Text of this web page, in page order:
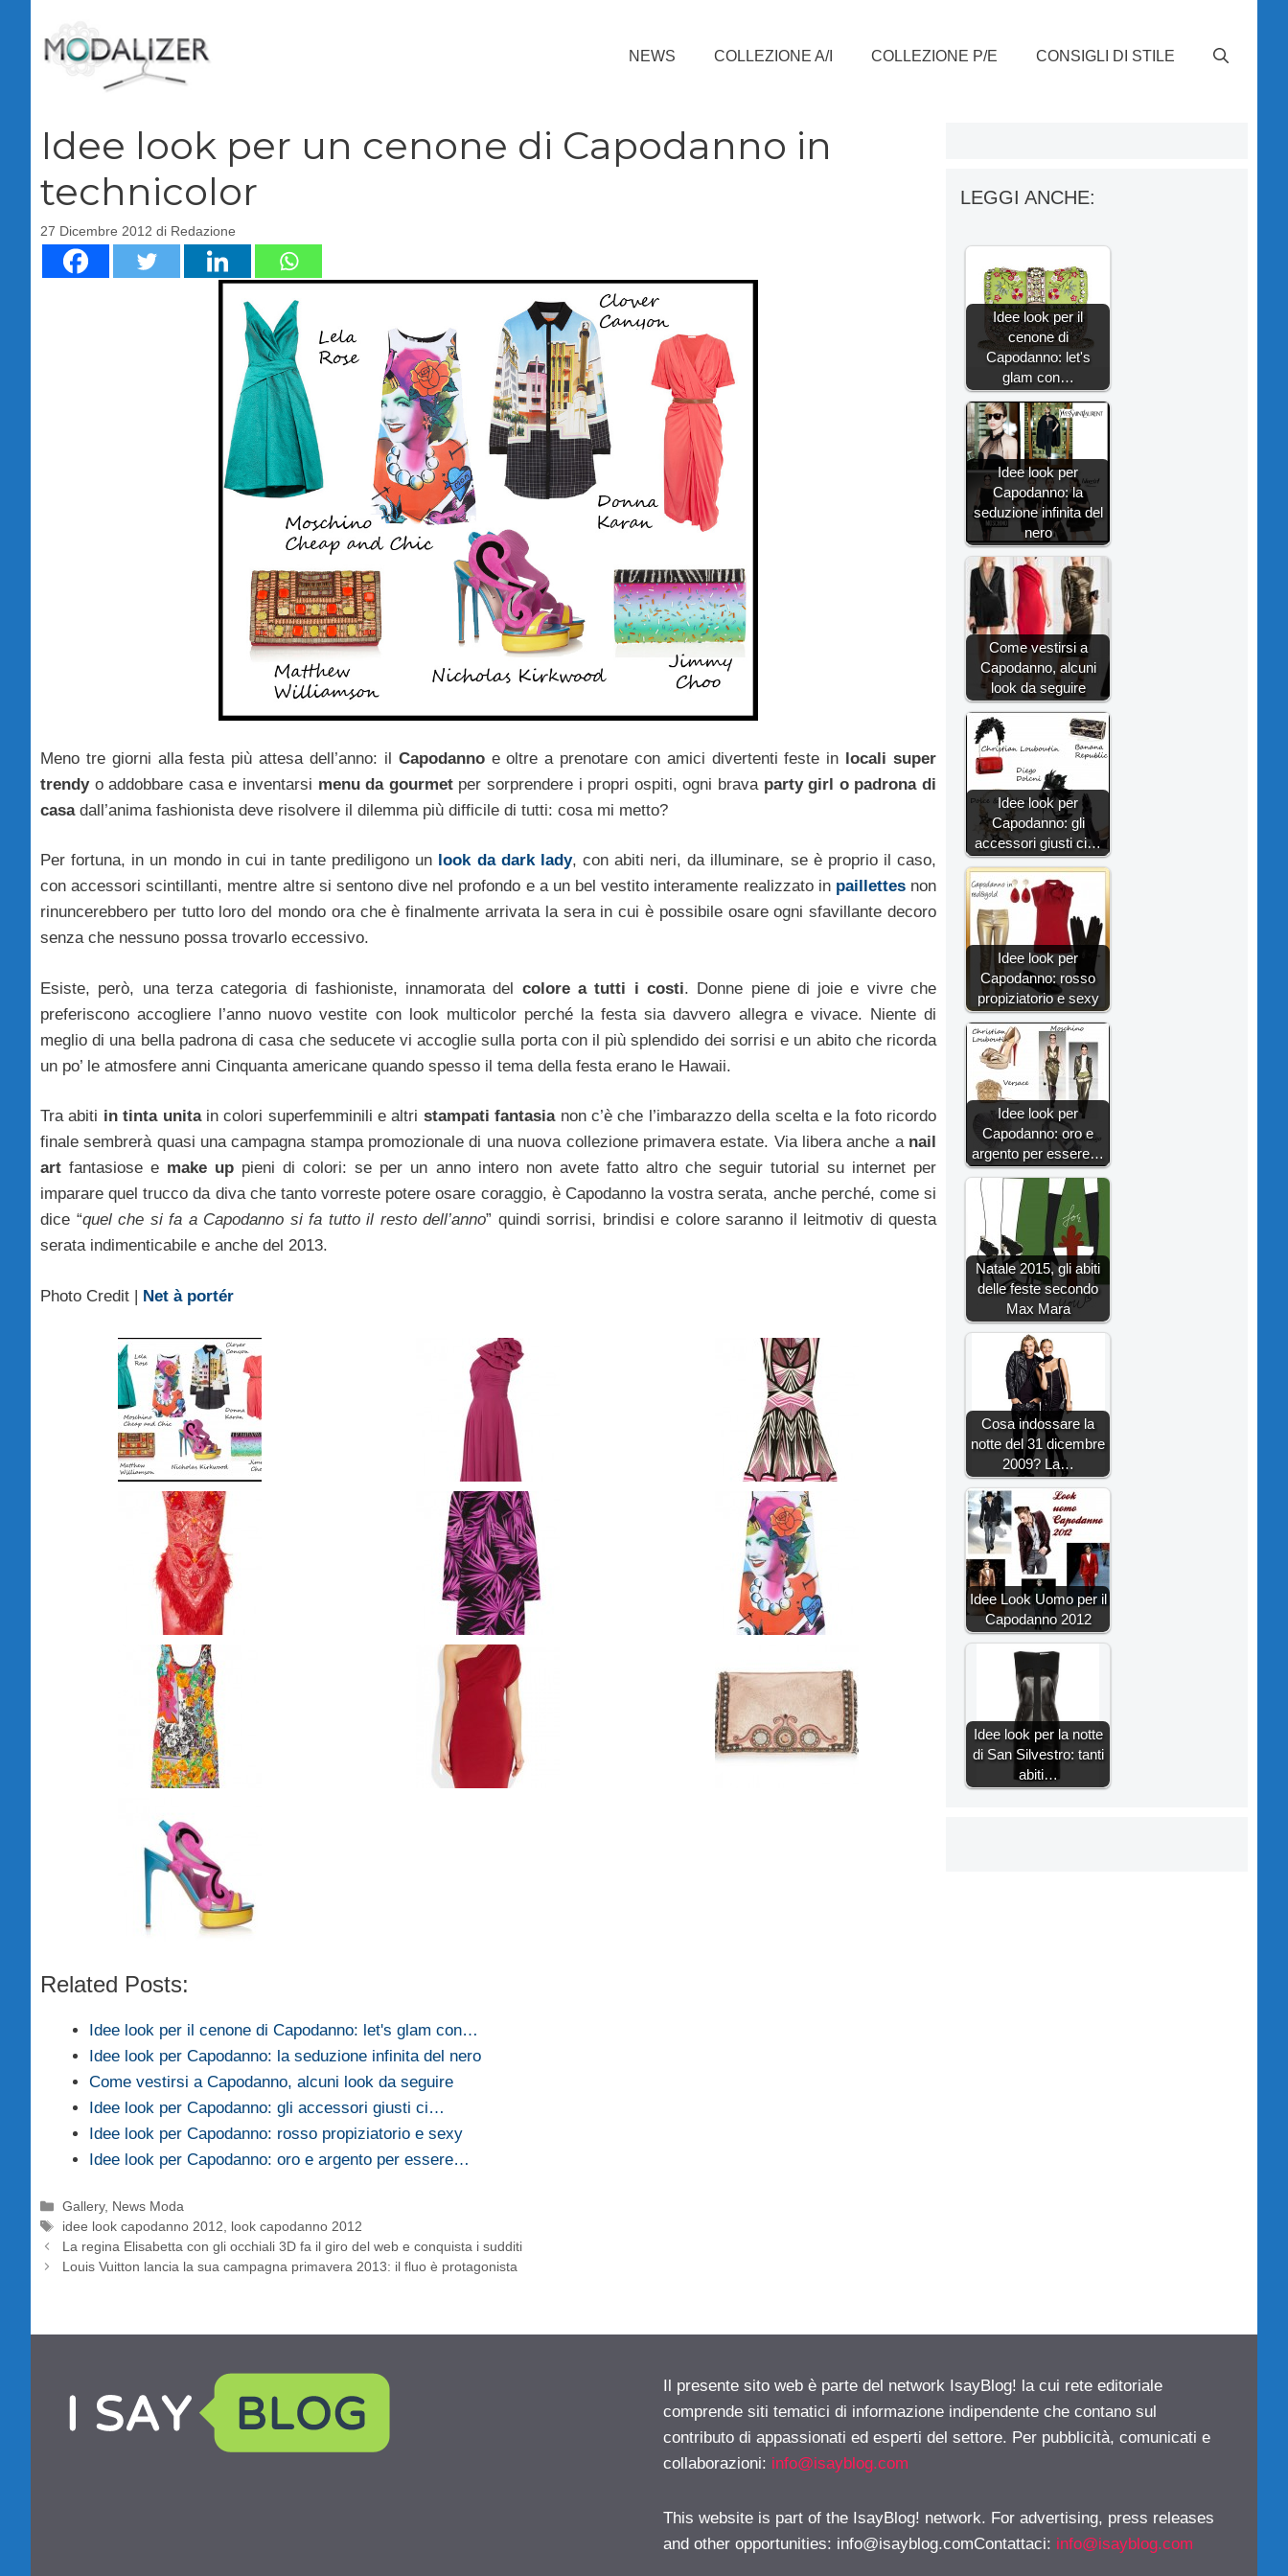
contenuto
NEWS COLLEZIONE A/I COLLEZIONE P/E CONSIGLI DI STILE
Idee look per un cenone di Capodanno in
technicolor
27 Dicembre 2012 di Redazione
Meno tre giorni alla festa più attesa dell’anno: il Capodannoe oltre a prenotare con amici divertenti feste in locali super
trendyo addobbare casa e inventarsi menu da gourmetper sorprendere i propri ospiti, ogni brava party girl o padrona di
casadall’anima fashionista deve risolvere il dilemma più difficile di tutti: cosa mi metto?
Per fortuna, in un mondo in cui in tante prediligono un look da dark lady, con abiti neri, da illuminare, se è proprio il caso,
con accessori scintillanti, mentre altre si sentono dive nel profondo e a un bel vestito interamente realizzato in paillettes non
rinuncerebbero per tutto loro del mondo ora che è finalmente arrivata la sera in cui è possibile osare ogni sfavillante decoro
senza che nessuno possa trovarlo eccessivo.
Esiste, però, una terza categoria di fashioniste, innamorata del colore a tutti i costi. Donne piene di joie e vivre che
preferiscono accogliere l’anno nuovo vestite con look multicolor perché la festa sia davvero allegra e vivace. Niente di
meglio di una bella padrona di casa che seducete vi accoglie sulla porta con il più splendido dei sorrisi e un abito che ricorda
un po’ le atmosfere anni Cinquanta americane quando spesso il tema della festa erano le Hawaii.
Tra abiti in tinta unitain colori superfemminili e altri stampati fantasianon c’è che l’imbarazzo della scelta e la foto ricordo
finale sembrerà quasi una campagna stampa promozionale di una nuova collezione primavera estate. Via libera anche a nail
art fantasiose e make up pieni di colori: se per un anno intero non avete fatto altro che seguir tutorial su internet per
imparare quel trucco da diva che tanto vorreste potere osare coraggio, è Capodanno la vostra serata, anche perché, come si
dice “quel che si fa a Capodanno si fa tutto il resto dell’anno” quindi sorrisi, brindisi e colore saranno il leitmotiv di questa
serata indimenticabile e anche del 2013.
Photo Credit | Net à portér
Related Posts:
Idee look per il cenone di Capodanno: let's glam con…
Idee look per Capodanno: la seduzione infinita del nero
Come vestirsi a Capodanno, alcuni look da seguire
Idee look per Capodanno: gli accessori giusti ci…
Idee look per Capodanno: rosso propiziatorio e sexy
Idee look per Capodanno: oro e argento per essere…
Categorie
Gallery, News Moda
Tag
idee look capodanno 2012, look capodanno 2012
La regina Elisabetta con gli occhiali 3D fa il giro del web e conquista i sudditi
Louis Vuitton lancia la sua campagna primavera 2013: il fluo è protagonista
LEGGI ANCHE:
Idee look per il
cenone di
Capodanno: let's
glam con…
Idee look per
Capodanno: la
seduzione infinita del
nero
Come vestirsi a
Capodanno, alcuni
look da seguire
Idee look per
Capodanno: gli
accessori giusti ci…
Idee look per
Capodanno: rosso
propiziatorio e sexy
Idee look per
Capodanno: oro e
argento per essere…
Natale 2015, gli abiti
delle feste secondo
Max Mara
Cosa indossare la
notte del 31 dicembre
2009? La…
Idee Look Uomo per il
Capodanno 2012
Idee look per la notte
di San Silvestro: tanti
abiti…
Il presente sito web è parte del network IsayBlog! la cui rete editoriale
comprende siti tematici di informazione indipendente che contano sul
contributo di appassionati ed esperti del settore. Per pubblicità, comunicati e
collaborazioni: info@isayblog.com
This website is part of the IsayBlog! network. For advertising, press releases
and other opportunities: info@isayblog.comContattaci: info@isayblog.com